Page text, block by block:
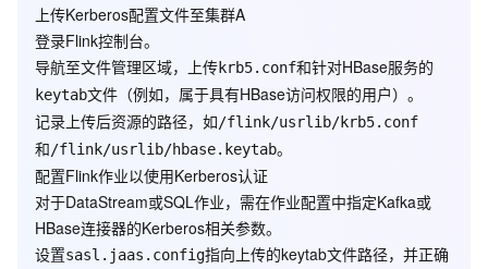
上传Kerberos配置文件至集群A
登录Flink控制台。
导航至文件管理区域，上传krb5.conf和针对HBase服务的
keytab文件（例如，属于具有HBase访问权限的用户）。
记录上传后资源的路径，如/flink/usrlib/krb5.conf
和/flink/usrlib/hbase.keytab。
配置Flink作业以使用Kerberos认证
对于DataStream或SQL作业，需在作业配置中指定Kafka或
HBase连接器的Kerberos相关参数。
设置sasl.jaas.config指向上传的keytab文件路径，并正确